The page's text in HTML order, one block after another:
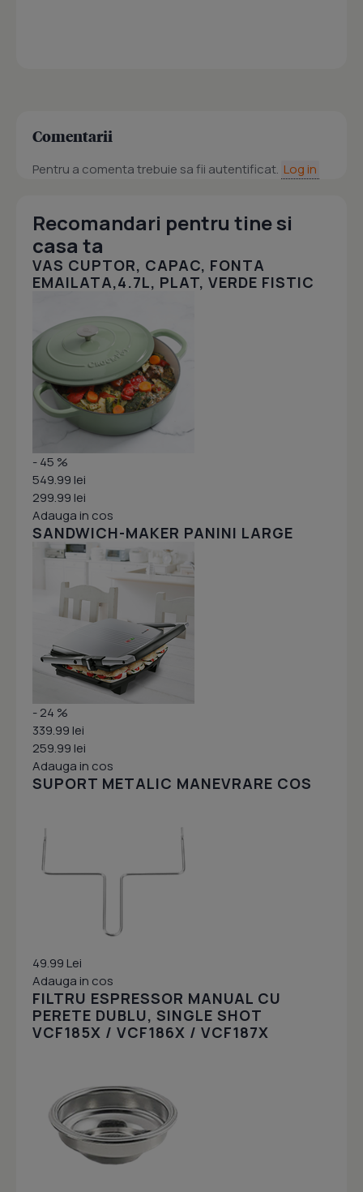
Comentarii
Pentru a comenta trebuie sa fii autentificat. Log in
Recomandari pentru tine si
casa ta
VAS CUPTOR, CAPAC, FONTA
EMAILATA,4.7L, PLAT, VERDE FISTIC
- 45 %
549.99 lei
299.99 lei
Adauga in cos
SANDWICH-MAKER PANINI LARGE
- 24 %
339.99 lei
259.99 lei
Adauga in cos
SUPORT METALIC MANEVRARE COS
49.99 Lei
Adauga in cos
FILTRU ESPRESSOR MANUAL CU
PERETE DUBLU, SINGLE SHOT
VCF185X / VCF186X / VCF187X